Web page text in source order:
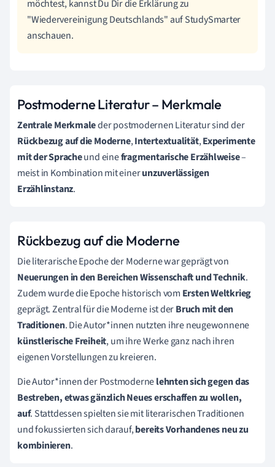
möchtest, kannst Du Dir die Erklärung zu
"Wiedervereinigung Deutschlands" auf StudySmarter
anschauen.
Postmoderne Literatur – Merkmale
Zentrale Merkmaleder postmodernen Literatur sind der
Rückbezug auf die Moderne,Intertextualität,Experimente
mit der Spracheund einefragmentarische Erzählweise–
meist in Kombination mit einerunzuverlässigen
Erzählinstanz.
Rückbezug auf die Moderne
Die literarische Epoche der Moderne war geprägt von
Neuerungen in den Bereichen Wissenschaft und Technik.
Zudem wurde die Epoche historisch vom Ersten Weltkrieg
geprägt. Zentral für die Moderne ist derBruch mit den
Traditionen. Die Autor*innen nutzten ihre neugewonnene
künstlerische Freiheit, um ihre Werke ganz nach ihren
eigenen Vorstellungen zu kreieren.
Die Autor*innen der Postmodernelehnten sich gegen das
Bestreben, etwas gänzlich Neues erschaffen zu wollen,
auf. Stattdessen spielten sie mit literarischen Traditionen
und fokussierten sich darauf,bereits Vorhandenes neu zu
kombinieren.